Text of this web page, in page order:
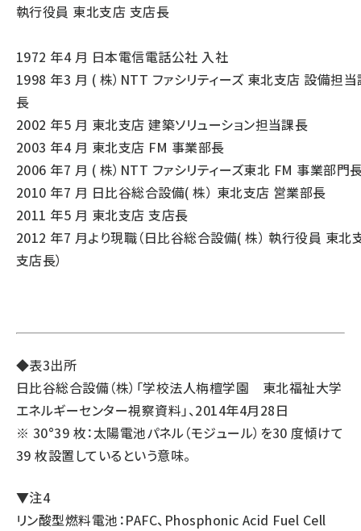
執行役員 東北支店 支店長
1972 年4 月 日本電信電話公社 入社
1998 年3 月 ( 株）NTT ファシリティーズ 東北支店 設備担
長
2002 年5 月 東北支店 建築ソリューション担当課長
2003 年4 月 東北支店 FM 事業部長
2006 年7 月 ( 株）NTT ファシリティーズ東北 FM 事業部門
2010 年7 月 日比谷総合設備( 株） 東北支店 営業部長
2011 年5 月 東北支店 支店長
2012 年7 月より現職（日比谷総合設備( 株） 執行役員 東北
支店長）
◆表3出所
日比谷総合設備（株）「学校法人栴檀学園 東北福祉大学
エネルギーセンター視察資料」、2014年4月28日
※ 30°39 枚：太陽電池パネル（モジュール）を30 度傾けて
39 枚設置しているという意味。
▼注4
リン酸型燃料電池：PAFC、Phosphonic Acid Fuel Cell